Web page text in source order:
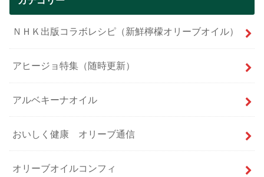
ＮＨＫ出版コラボレシピ（新鮮檸檬オリーブオイル）
アヒージョ特集（随時更新）
アルベキーナオイル
おいしく健康 オリーブ通信
オリーブオイルコンフィ